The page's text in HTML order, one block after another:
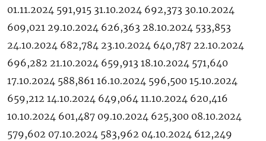
01.11.2024 591,915 31.10.2024 692,373 30.10.2024
609,021 29.10.2024 626,363 28.10.2024 533,853
24.10.2024 682,784 23.10.2024 640,787 22.10.2024
696,282 21.10.2024 659,913 18.10.2024 571,640
17.10.2024 588,861 16.10.2024 596,500 15.10.2024
659,212 14.10.2024 649,064 11.10.2024 620,416
10.10.2024 601,487 09.10.2024 625,300 08.10.2024
579,602 07.10.2024 583,962 04.10.2024 612,249